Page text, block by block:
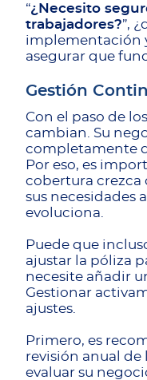
“¿Necesito
trabajadores?”,
implementación
asegurar que
Gestión
Con el paso de
cambian. Su
completamente
Por eso, es
cobertura crezca
sus necesidades
evoluciona.
Puede que
ajustar la póliza
necesite añadir
Gestionar
ajustes.
Primero, es
revisión anual de
evaluar su